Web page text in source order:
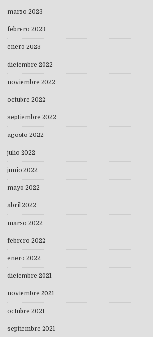
marzo 2023
febrero 2023
enero 2023
diciembre 2022
noviembre 2022
octubre 2022
septiembre 2022
agosto 2022
julio 2022
junio 2022
mayo 2022
abril 2022
marzo 2022
febrero 2022
enero 2022
diciembre 2021
noviembre 2021
octubre 2021
septiembre 2021